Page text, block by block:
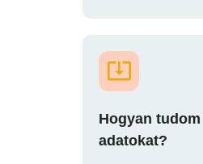
Hogyan
adatokat?